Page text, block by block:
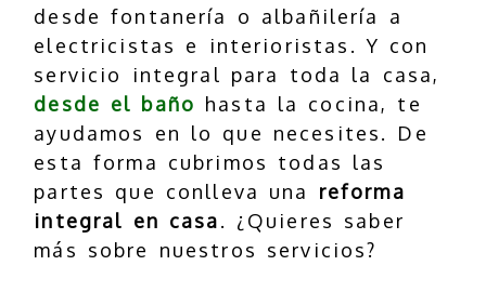
desde fontanería o albañilería a
electricistas e interioristas. Y con
servicio integral para toda la casa,
desde el baño hasta la cocina, te
ayudamos en lo que necesites. De
esta forma cubrimos todas las
partes que conlleva una reforma
integral en casa. ¿Quieres saber
más sobre nuestros servicios?